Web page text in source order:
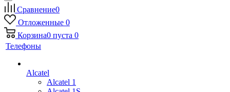
Сравнение0
Отложенные 0
Корзина0 пуста 0
Телефоны
Alcatel
Alcatel 1